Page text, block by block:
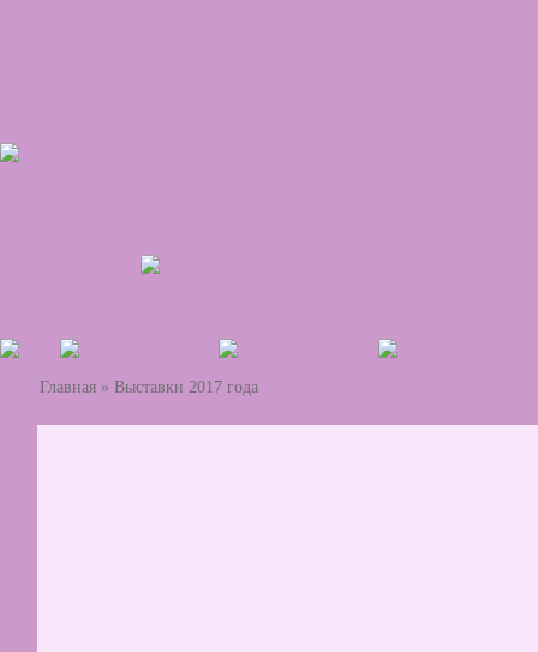
Главная » Выставки 2017 года